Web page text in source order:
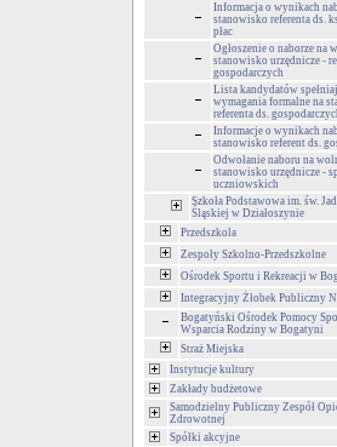
Informacja o wynikach
stanowisko referenta ds.
płac
Ogłoszenie o naborze na
stanowisko urzędnicze -
gospodarczych
Lista kandydatów
wymagania formalne na
referenta ds.
Informacje o wynikach
stanowisko referent ds.
Odwołanie naboru na
stanowisko urzędnicze -
uczniowskich
Szkoła Podstawowa im. św.
Śląskiej w Działoszynie
Przedszkola
Zespoły Szkolno-Przedszkolne
Ośrodek Sportu i Rekreacji w
Integracyjny Żłobek Publiczny
Bogatyński Ośrodek Pomocy
Wsparcia Rodziny w Bogatyni
Straż Miejska
Instytucje kultury
Zakłady budżetowe
Samodzielny Publiczny Zespół
Zdrowotnej
Spółki akcyjne